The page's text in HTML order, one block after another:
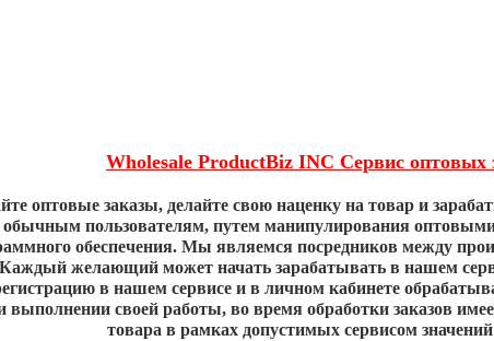
Wholesale ProductBiz INC Сервис оптовых
оптовые заказы, делайте свою наценку на товар и
обычным пользователям, путем манипулирования
обеспечения. Мы являемся посредников между
желающий может начать зарабатывать в нашем
в нашем сервисе и в личном кабинете
выполнении своей работы, во время обработки заказов
товара в рамках допустимых сервисом